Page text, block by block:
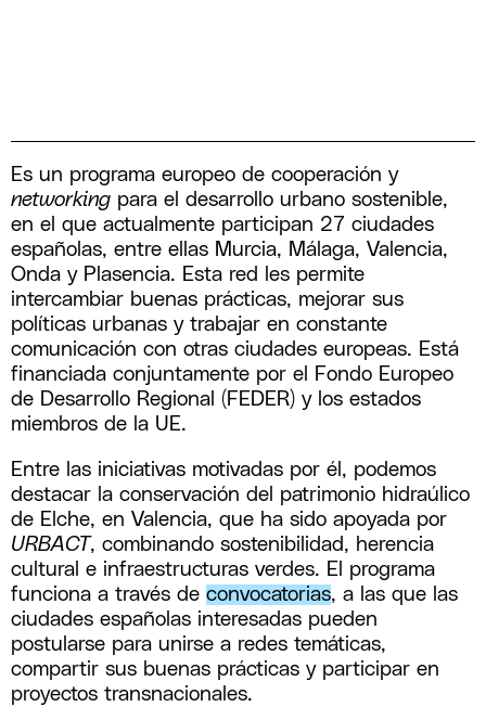
Es un programa europeo de cooperación y
networking para el desarrollo urbano sostenible,
en el que actualmente participan 27 ciudades
españolas, entre ellas Murcia, Málaga, Valencia,
Onda y Plasencia. Esta red les permite
intercambiar buenas prácticas, mejorar sus
políticas urbanas y trabajar en constante
comunicación con otras ciudades europeas. Está
financiada conjuntamente por el Fondo Europeo
de Desarrollo Regional (FEDER) y los estados
miembros de la UE.
Entre las iniciativas motivadas por él, podemos
destacar la conservación del patrimonio hidraúlico
de Elche, en Valencia, que ha sido apoyada por
URBACT , combinando sostenibilidad, herencia
cultural e infraestructuras verdes. El programa
funciona a través de convocatorias, a las que las
ciudades españolas interesadas pueden
postularse para unirse a redes temáticas,
compartir sus buenas prácticas y participar en
proyectos transnacionales.